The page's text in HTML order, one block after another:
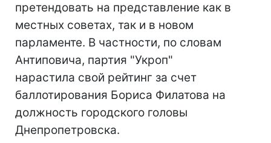
претендовать на представление как в
местных советах, так и в новом
парламенте. В частности, по словам
Антиповича, партия "Укроп"
нарастила свой рейтинг за счет
баллотирования Бориса Филатова на
должность городского головы
Днепропетровска.